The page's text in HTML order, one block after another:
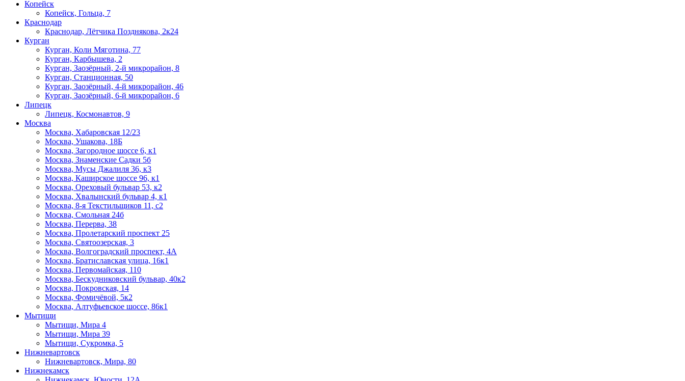
Копейск
Копейск, Гольца, 7
Краснодар
Краснодар, Лётчика Позднякова, 2к24
Курган
Курган, Коли Мяготина, 77
Курган, Карбышева, 2
Курган, Заозёрный, 2-й микрорайон, 8
Курган, Станционная, 50
Курган, Заозёрный, 4-й микрорайон, 46
Курган, Заозёрный, 6-й микрорайон, 6
Липецк
Липецк, Космонавтов, 9
Москва
Москва, Хабаровская 12/23
Москва, Ушакова, 18Б
Москва, Загородное шоссе 6, к1
Москва, Знаменские Садки 5б
Москва, Мусы Джалиля 36, к3
Москва, Каширское шоссе 96, к1
Москва, Ореховый бульвар 53, к2
Москва, Хвалынский бульвар 4, к1
Москва, 8-я Текстильщиков 11, с2
Москва, Смольная 24б
Москва, Перерва, 38
Москва, Пролетарский проспект 25
Москва, Святоозерская, 3
Москва, Волгоградский проспект, 4А
Москва, Братиславская улица, 16к1
Москва, Первомайская, 110
Москва, Бескудниковский бульвар, 40к2
Москва, Покровская, 14
Москва, Фомичёвой, 5к2
Москва, Алтуфьевское шоссе, 86к1
Мытищи
Мытищи, Мира 4
Мытищи, Мира 39
Мытищи, Сукромка, 5
Нижневартовск
Нижневартовск, Мира, 80
Нижнекамск